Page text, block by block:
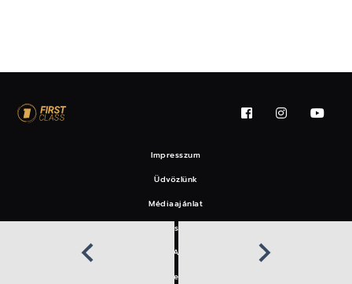
Impresszum
Üdvözlünk
Médiaajánlat
Felhasználási feltételek
EAT
Hírlevél